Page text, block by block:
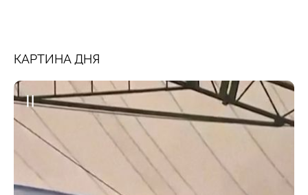
КАРТИНА ДНЯ